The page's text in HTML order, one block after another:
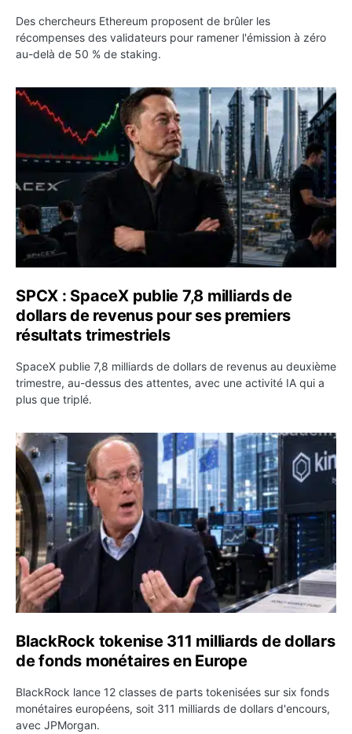
Des chercheurs Ethereum proposent de brûler les
récompenses des validateurs pour ramener l'émission à zéro
au-delà de 50 % de staking.
SPCX : SpaceX publie 7,8 milliards de dollars de
SPCX : SpaceX publie 7,8 milliards de
dollars de revenus pour ses premiers
résultats trimestriels
SpaceX publie 7,8 milliards de dollars de revenus au deuxième
trimestre, au-dessus des attentes, avec une activité IA qui a
plus que triplé.
BlackRock tokenise 311 milliards de dollars de fonds
BlackRock tokenise 311 milliards de dollars
de fonds monétaires en Europe
BlackRock lance 12 classes de parts tokenisées sur six fonds
monétaires européens, soit 311 milliards de dollars d'encours,
avec JPMorgan.